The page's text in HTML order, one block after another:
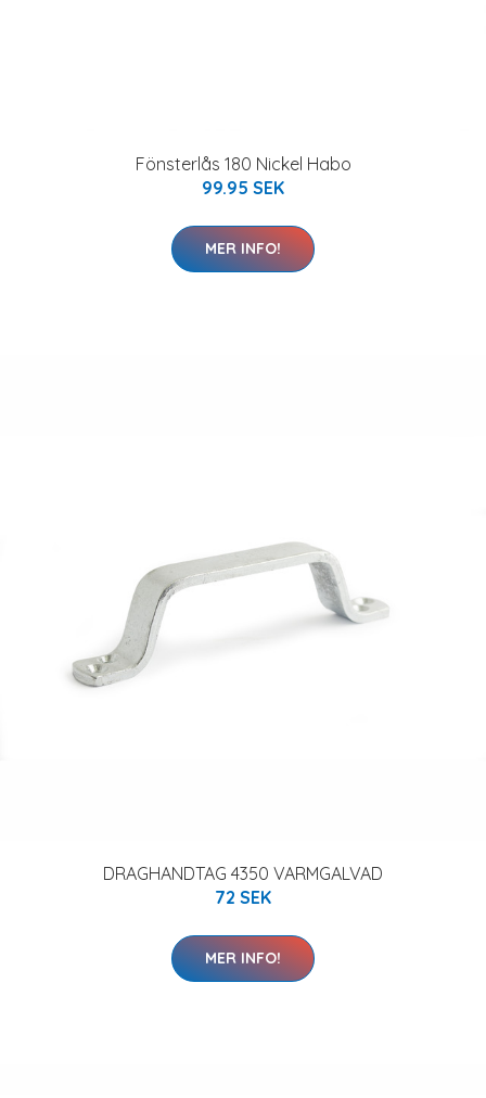
Fönsterlås 180 Nickel Habo
99.95 SEK
MER INFO!
DRAGHANDTAG 4350 VARMGALVAD
72 SEK
MER INFO!